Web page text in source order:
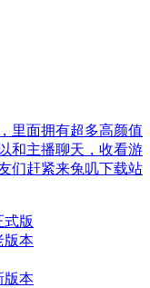
里面拥有超多高颜值
和主播聊天，收看游
们赶紧来兔叽下载站
式版
版本
版本